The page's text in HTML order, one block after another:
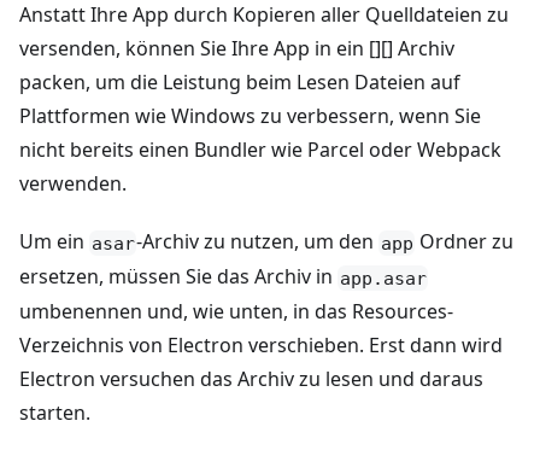
Anstatt Ihre App durch Kopieren aller Quelldateien zu
versenden, können Sie Ihre App in ein [][] Archiv
packen, um die Leistung beim Lesen Dateien auf
Plattformen wie Windows zu verbessern, wenn Sie
nicht bereits einen Bundler wie Parcel oder Webpack
verwenden.
Um ein asar-Archiv zu nutzen, um den app Ordner zu
ersetzen, müssen Sie das Archiv in app.asar
umbenennen und, wie unten, in das Resources-
Verzeichnis von Electron verschieben. Erst dann wird
Electron versuchen das Archiv zu lesen und daraus
starten.